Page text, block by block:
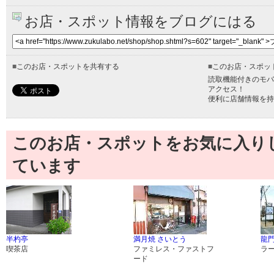
お店・スポット情報をブログにはる
■このお店・スポットを共有する ■このお店・スポッ
読取機能付きのモ
アクセス！
便利に店舗情報を
このお店・スポットをお気に入
ています
半杓亭
喫茶店
満月焼 さいとう
ファミレス・ファストフ
ード
龍
ラ